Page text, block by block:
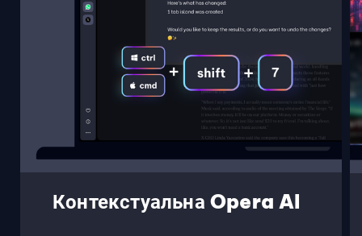
Контекстуальна Opera AI